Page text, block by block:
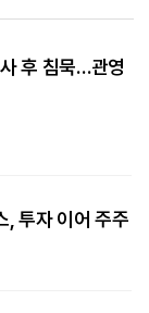
후 침묵…관영
, 투자 이어 주주